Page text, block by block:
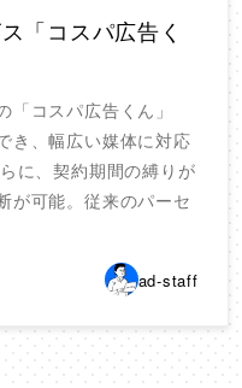
「コスパ広告く
コスパ広告くん」
き、幅広い媒体に対応
に、契約期間の縛りが
が可能。従来のパーセ
ad-staff